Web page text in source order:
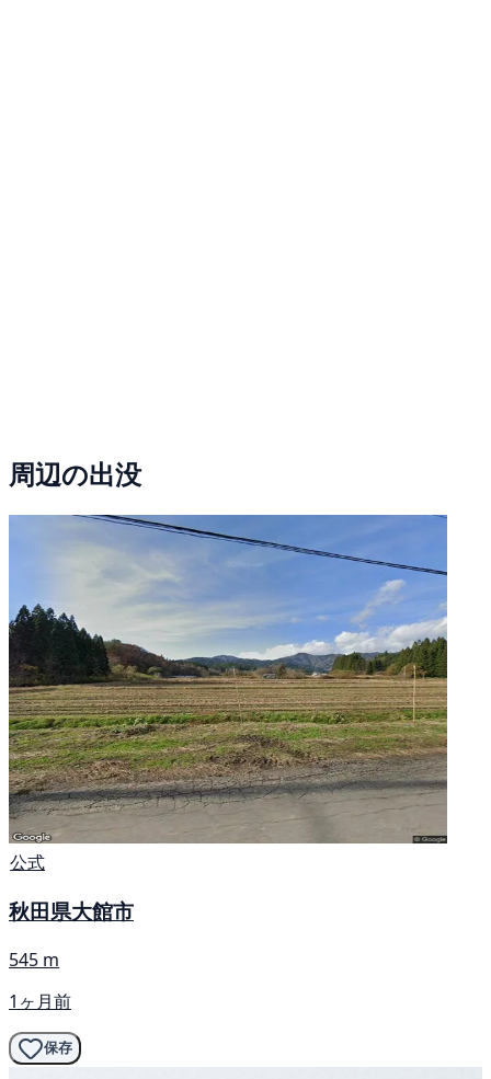
周辺の出没
公式
秋田県大館市
545 m
1ヶ月前
保存